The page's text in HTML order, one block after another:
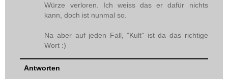
Würze verloren. Ich weiss das er dafür nichts
kann, doch ist nunmal so.
Na aber auf jeden Fall, "Kult" ist da das richtige
Wort :)
Antworten